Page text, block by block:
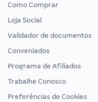
Como Comprar
Loja Social
Validador de documentos
Conveniados
Programa de Afiliados
Trabalhe Conosco
Preferências de Cookies